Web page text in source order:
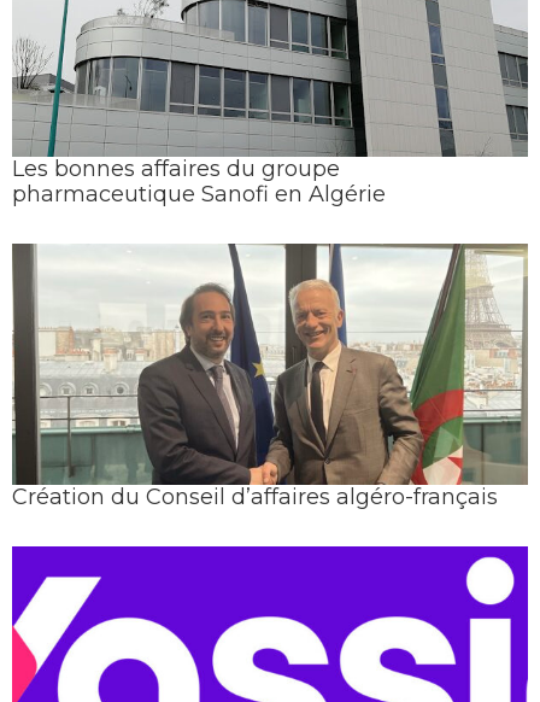
Les bonnes affaires du groupe
pharmaceutique Sanofi en Algérie
Création du Conseil d’affaires algéro-français